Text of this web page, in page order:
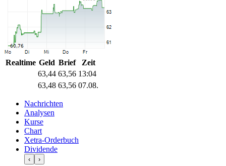
Realtime Geld Brief
Zeit
63,44 63,56 13:04
63,48 63,56 07.08.
Nachrichten
Analysen
Kurse
Chart
Xetra-Orderbuch
Dividende
‹ ›